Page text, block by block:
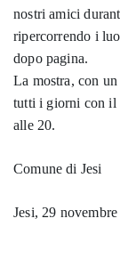
nostri amici
ripercorrendo i
dopo pagina.
La mostra, con
tutti i giorni con il
alle 20.
Comune di Jesi
Jesi, 29